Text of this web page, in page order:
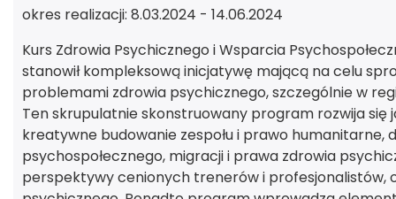
okres realizacji: 8.03.2024 - 14.06.2024
Kurs Zdrowia Psychicznego i Wsparcia
stanowił kompleksową inicjatywę mającą na celu
problemami zdrowia psychicznego, szczególnie w
Ten skrupulatnie skonstruowany program rozwija
kreatywne budowanie zespołu i prawo
psychospołecznego, migracji i prawa zdrowia
perspektywy cenionych trenerów i profesjonalistów,